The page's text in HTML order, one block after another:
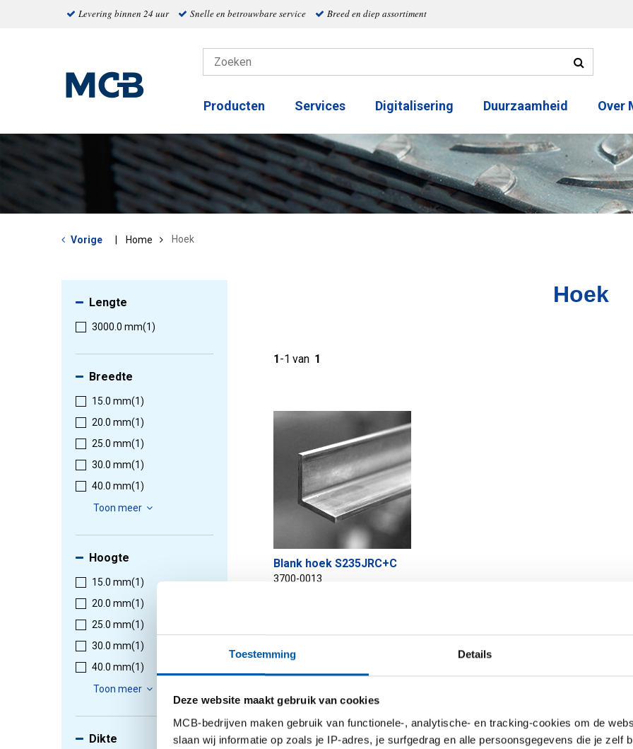
Toestemming Details
Deze website maakt gebruik van cookies
MCB-bedrijven maken gebruik van functionele-, analytische- en tracking-cookies om de
slaan wij informatie op zoals je IP-adres, je surfgedrag en alle persoonsgegevens die je zelf
Levering binnen 24 uur Snelle en betrouwbare service Breed en diep assortiment
Producten Services Digitalisering Duurzaamheid Over
Vorige Home Hoek
Lengte
3000.0 mm(1)
Breedte
15.0 mm(1)
20.0 mm(1)
25.0 mm(1)
30.0 mm(1)
40.0 mm(1)
Toon meer
Hoogte
15.0 mm(1)
20.0 mm(1)
25.0 mm(1)
30.0 mm(1)
40.0 mm(1)
Toon meer
Dikte
Hoek
1 -1 van 1
Blank hoek S235JRC+C
3700-0013